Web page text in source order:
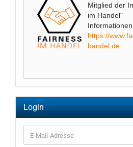
Mitglied der
im Handel"
https://
handel.de
Login
E-
Mail-